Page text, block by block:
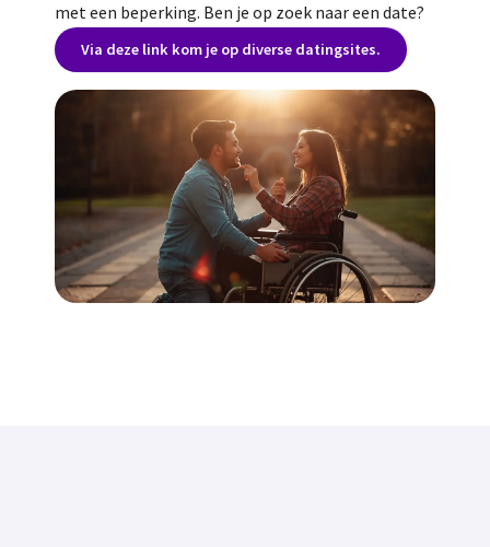
met een beperking. Ben je op zoek naar een date?
Via deze link kom je op diverse datingsites.